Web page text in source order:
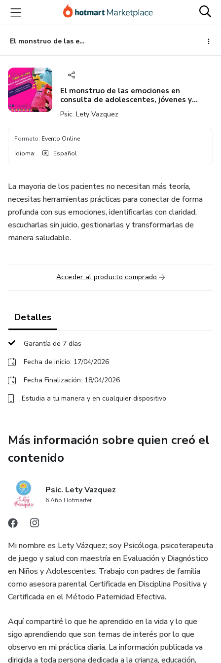
principal
página
de
página
El monstruo de las emociones en consulta de adolescentes, jóvenes y adultos
El monstruo de las emociones en
consulta de adolescentes, jóvenes y
Psic. Lety Vazquez
Formato: Evento Online
Idioma: Español
La mayoria de los pacientes no necesitan más teoría,
necesitas herramientas prácticas para conectar de forma
profunda con sus emociones, identificarlas con claridad,
escucharlas sin juicio, gestionarlas y transformarlas de
manera saludable.
Acceder al producto comprado
Detalles
Garantía de 7 días
Fecha de inicio: 17/04/2026
Fecha Finalización: 18/04/2026
Estudia a tu manera y en cualquier dispositivo
Más información sobre quien creó el
contenido
Psic. Lety Vazquez
6 Año Hotmarter
Mi nombre es Lety Vázquez; soy Psicóloga, psicoterapeuta
de juego y salud con maestría en Evaluación y Diagnóstico
en Niños y Adolescentes. Trabajo con padres de familia
como asesora parental Certificada en Disciplina Positiva y
Certificada en el Método Paternidad Efectiva.
Aquí compartiré lo que he aprendido en la vida y lo que
sigo aprendiendo que son temas de interés por lo que
observo en mi práctica diaria. La información publicada va
dirigida a toda persona dedicada a la crianza, educación,